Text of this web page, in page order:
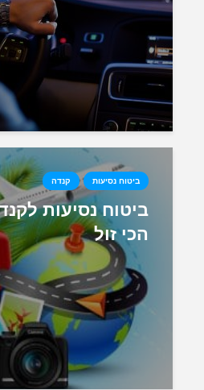
ביטוח נסיעות קנדה
ביטוח נסיעות
הכי זול